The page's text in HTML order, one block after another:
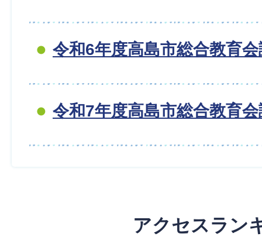
令和6年度高島市総合教育会
令和7年度高島市総合教育会
アクセスラン